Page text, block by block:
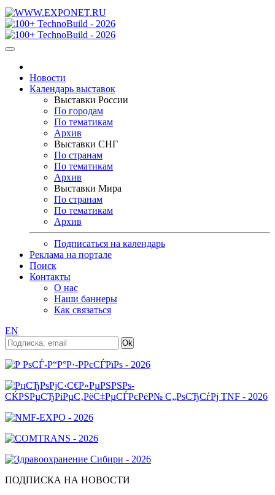
Новости
Календарь выставок
Выставки России
По городам
По тематикам
Архив
Выставки СНГ
По странам
По тематикам
Архив
Выставки Мира
По странам
По тематикам
Архив
Подписаться на календарь
Реклама на портале
Поиск
Контакты
О нас
Наши баннеры
Как связаться
EN
ПОДПИСКА НА НОВОСТИ